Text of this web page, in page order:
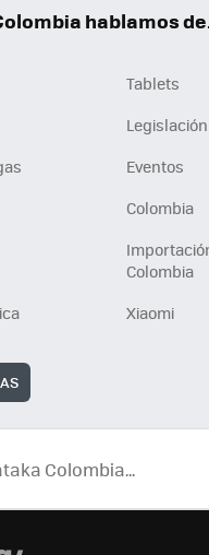
hablamos
Tablets
Eventos
Colombia
Colombia
Xiaomi